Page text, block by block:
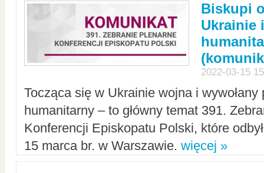
Biskupi
Ukrainie
2022-03-15
Tocząca się w Ukrainie wojna i
humanitarny – to główny temat 391.
Konferencji Episkopatu Polski, które
15 marca br. w Warszawie. więcej »